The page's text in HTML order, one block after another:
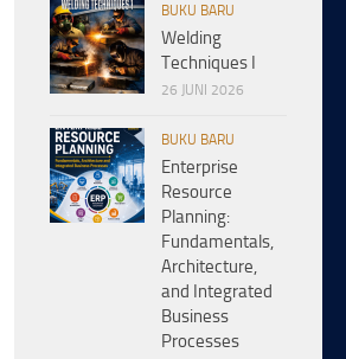
BUKU BARU
Welding
Techniques I
26 JUNI 2026
BUKU BARU
Enterprise
Resource
Planning:
Fundamentals,
Architecture,
and Integrated
Business
Processes